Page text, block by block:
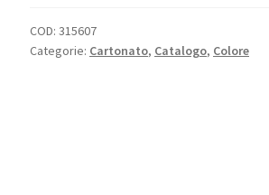
COD: 315607
Categorie: Cartonato, Catalogo, Colore